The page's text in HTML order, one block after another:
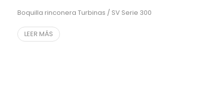
Boquilla rinconera Turbinas / SV Serie 300
LEER MÁS